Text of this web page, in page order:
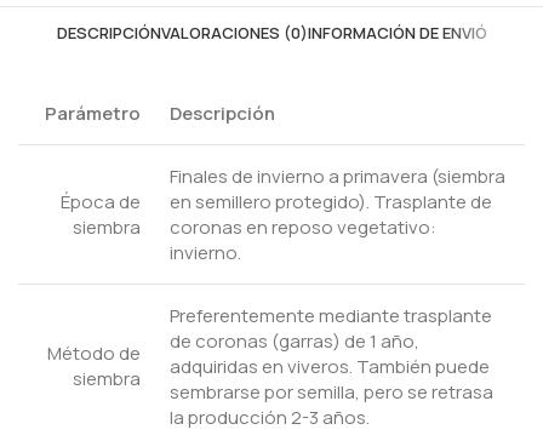
DESCRIPCIÓNVALORACIONES (0)INFORMACIÓN DE ENVIÓ
Parámetro Descripción
Época de
siembra
Finales de invierno a primavera (siembra
en semillero protegido). Trasplante de
coronas en reposo vegetativo:
invierno.
Método de
siembra
Preferentemente mediante trasplante
de coronas (garras) de 1 año,
adquiridas en viveros. También puede
sembrarse por semilla, pero se retrasa
la producción 2-3 años.